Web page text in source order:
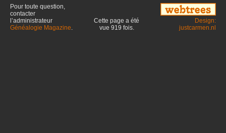
Pour toute question,
contacter
l’administrateur
Généalogie Magazine.
Cette page a été
vue 919 fois.
Design:
justcarmen.nl